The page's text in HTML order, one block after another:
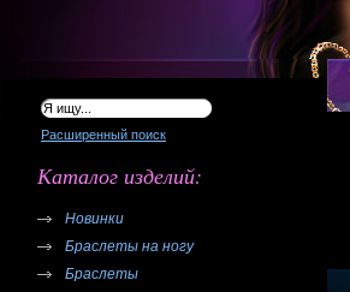
Расширенный поиск
Каталог изделий:
Новинки
Браслеты на ногу
Браслеты